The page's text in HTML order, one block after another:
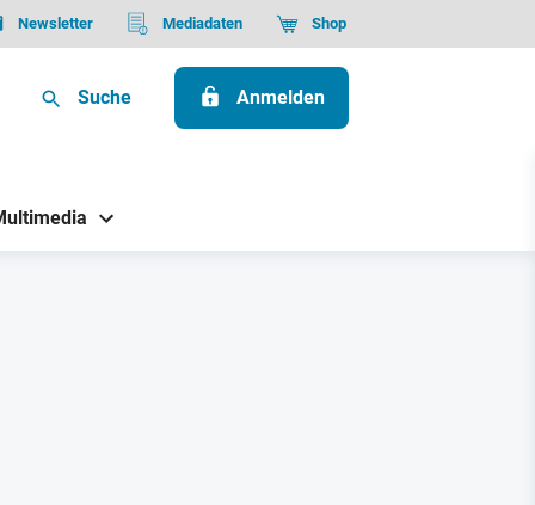
Newsletter Mediadaten Shop
Suche Anmelden